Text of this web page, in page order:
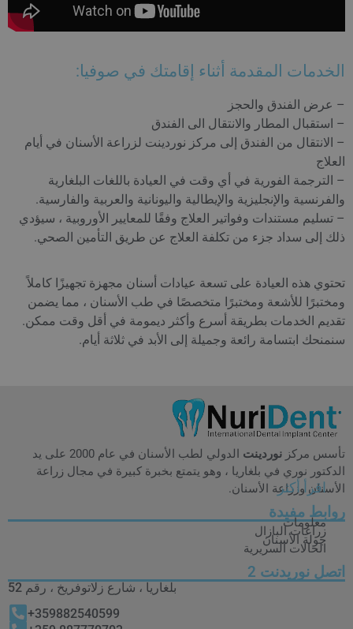
الخدمات المقدمة أثناء إقامتك في صوفيا:
– عرض الفندق والحجز
– استقبال المطار والانتقال الى الفندق
– الانتقال من الفندق إلى مركز نوردينت لزراعة الأسنان في أيام
العلاج
– الترجمة الفورية في أي وقت في العيادة باللغات البلغارية
والفرنسية والإنجليزية والإيطالية واليونانية والعربية والفارسية.
– تسليم مستندات وفواتير العلاج وفقًا للمعايير الأوروبية ، سيؤدي
ذلك إلى سداد جزء من تكلفة العلاج عن طريق التأمين الصحي.
تحتوي هذه العيادة على تسعة عيادات أسنان مجهزة تجهيزًا كاملاً
ومختبرًا للأشعة ومختبرًا متخصصًا في طب الأسنان ، مما يضمن
تقديم الخدمات بطريقة أسرع وأكثر ديمومة في أقل وقت ممكن.
سنمنحك ابتسامة رائعة وجميلة إلى الأبد في ثلاثة أيام.
تأسس مركز نوردينت
الدولي لطب الأسنان في عام 2000 على يد
الدكتور نوري في بلغاريا ، وهو يتمتع بخبرة كبيرة في مجال زراعة
الأسنان وزراعة الأسنان.
اقرأ أكثر
روابط مفيدة
معلومات
زراعات البازال
جولة الأسنان
الحالات السريرية
اتصل نوریدنت 2
بلغاريا ، شارع زلاتوفريخ ، رقم 52
359882540599+